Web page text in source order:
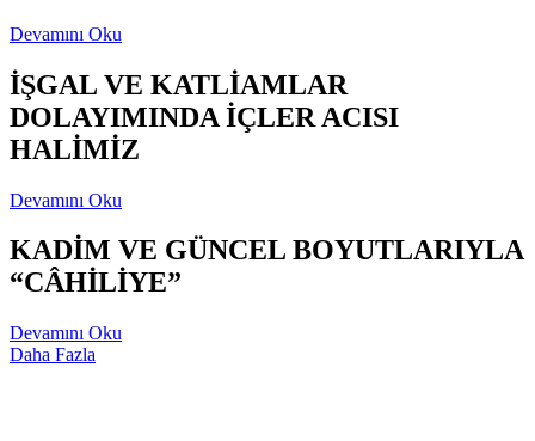
Devamını Oku
İŞGAL VE KATLİAMLAR
DOLAYIMINDA İÇLER ACISI
HALİMİZ
Devamını Oku
KADİM VE GÜNCEL BOYUTLARIYLA
“CÂHİLİYE”
Devamını Oku
Daha Fazla